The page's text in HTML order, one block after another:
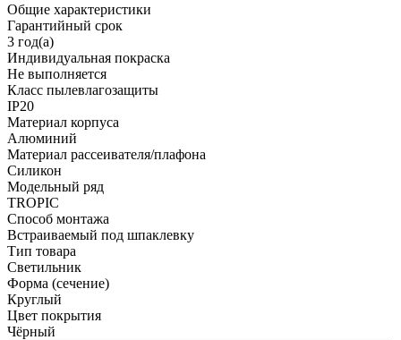
Общие характеристики
Гарантийный срок
3 год(а)
Индивидуальная покраска
Не выполняется
Класс пылевлагозащиты
IP20
Материал корпуса
Алюминий
Материал рассеивателя/плафона
Силикон
Модельный ряд
TROPIC
Способ монтажа
Встраиваемый под шпаклевку
Тип товара
Светильник
Форма (сечение)
Круглый
Цвет покрытия
Чёрный